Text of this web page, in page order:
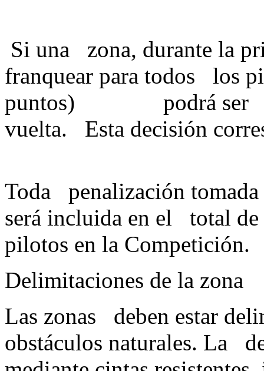
Si una zona, durante la
franquear para todos los
puntos) podrá ser
vuelta. Esta decisión
Toda penalización tomada
será incluida en el total de
pilotos en la Competición.
Delimitaciones de la zona
Las zonas deben estar
obstáculos naturales. La